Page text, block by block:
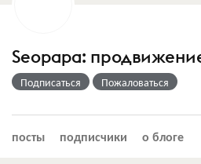
Seopapa:
Подписаться Пожаловаться
посты подписчики о блоге